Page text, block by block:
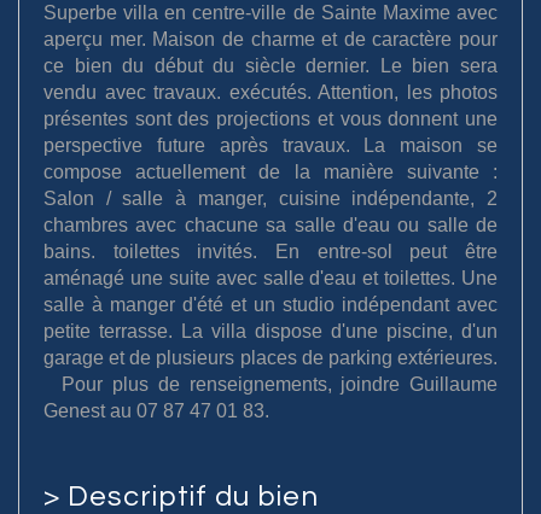
Superbe villa en centre-ville de Sainte Maxime avec
aperçu mer. Maison de charme et de caractère pour
ce bien du début du siècle dernier. Le bien sera
vendu avec travaux. exécutés. Attention, les photos
présentes sont des projections et vous donnent une
perspective future après travaux. La maison se
compose actuellement de la manière suivante :
Salon / salle à manger, cuisine indépendante, 2
chambres avec chacune sa salle d'eau ou salle de
bains. toilettes invités. En entre-sol peut être
aménagé une suite avec salle d'eau et toilettes. Une
salle à manger d'été et un studio indépendant avec
petite terrasse. La villa dispose d'une piscine, d'un
garage et de plusieurs places de parking extérieures.
Pour plus de renseignements, joindre Guillaume
Genest au 07 87 47 01 83.
> Descriptif du bien